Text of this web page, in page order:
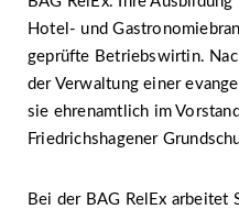
Hotel- und
geprüfte Betriebswirtin.
der Verwaltung einer
sie ehrenamtlich im
Friedrichshagener
Bei der BAG RelEx arbeitet